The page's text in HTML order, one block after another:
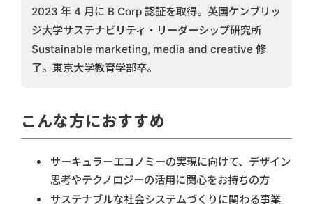
2023 年 4 月に B Corp 認証を取得。英国ケンブリッ
ジ大学サステナビリティ・リーダーシップ研究所
Sustainable marketing, media and creative 修
了。東京大学教育学部卒。
こんな方におすすめ
サーキュラーエコノミーの実現に向けて、デザイン
思考やテクノロジーの活用に関心をお持ちの方
サステナブルな社会システムづくりに関わる事業